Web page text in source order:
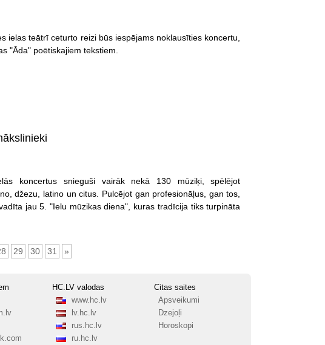
ielas teātrī ceturto reizi būs iespējams noklausīties koncertu,
"Āda" poētiskajiem tekstiem.
koncertus snieguši vairāk nekā 130 mūziķi, spēlējot
džezu, latino un citus. Pulcējot gan profesionāļus, gan tos,
jau 5. "Ielu mūzikas diena", kuras tradīcija tiks turpināta
29 30 31 »
HC.LV valodas
www.hc.lv
lv.hc.lv
rus.hc.lv
ru.hc.lv
Citas saites
Apsveikumi
Dzejoļi
Horoskopi